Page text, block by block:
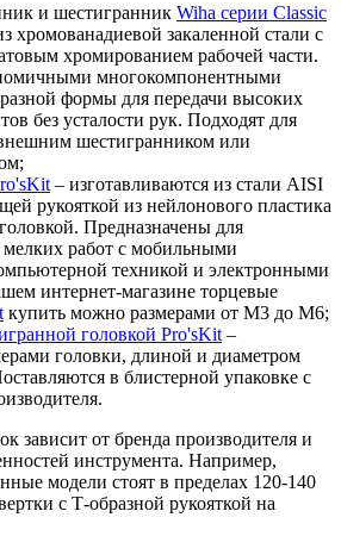
и шестигранник Wiha серии Classic
хромованадиевой закаленной стали с
хромированием рабочей части.
многокомпонентными
формы для передачи высоких
без усталости рук. Подходят для
шестигранником или
– изготавливаются из стали AISI
рукояткой из нейлонового пластика
Предназначены для
работ с мобильными
техникой и электронными
интернет-магазине торцевые
купить можно размерами от М3 до М6;
головкой Pro'sKit –
головки, длиной и диаметром
в блистерной упаковке с
зависит от бренда производителя и
инструмента. Например,
модели стоят в пределах 120-140
с Т-образной рукояткой на